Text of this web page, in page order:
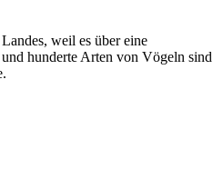
weil es über eine
hunderte Arten von Vögeln sind